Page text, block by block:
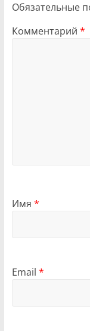
Обязательные
Комментарий *
Имя *
Email *